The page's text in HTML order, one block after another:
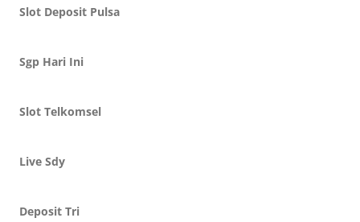
Slot Deposit Pulsa
Sgp Hari Ini
Slot Telkomsel
Live Sdy
Deposit Tri